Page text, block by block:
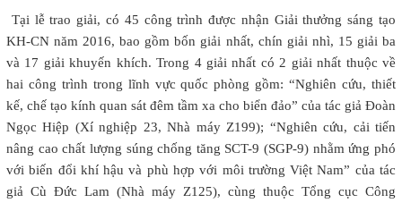
Tại lễ trao giải, có 45 công trình được nhận Giải thưởng sáng tạo
KH-CN năm 2016, bao gồm bốn giải nhất, chín giải nhì, 15 giải ba
và 17 giải khuyến khích. Trong 4 giải nhất có 2 giải nhất thuộc về
hai công trình trong lĩnh vực quốc phòng gồm: “Nghiên cứu, thiết
kế, chế tạo kính quan sát đêm tầm xa cho biển đảo” của tác giả Đoàn
Ngọc Hiệp (Xí nghiệp 23, Nhà máy Z199); “Nghiên cứu, cải tiến
nâng cao chất lượng súng chống tăng SCT-9 (SGP-9) nhằm ứng phó
với biến đổi khí hậu và phù hợp với môi trường Việt Nam” của tác
giả Cù Đức Lam (Nhà máy Z125), cùng thuộc Tổng cục Công